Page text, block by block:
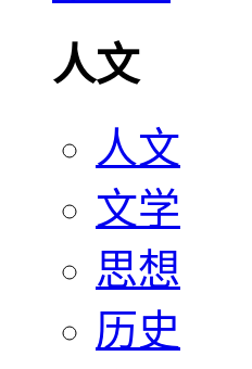
人文
人文
文学
思想
历史